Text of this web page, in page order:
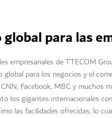
para las
empresariales de TTECOM
global para los negocios y el
Facebook, MBC y muchos
los gigantes internacionales
las facilidades ofrecidas, lo